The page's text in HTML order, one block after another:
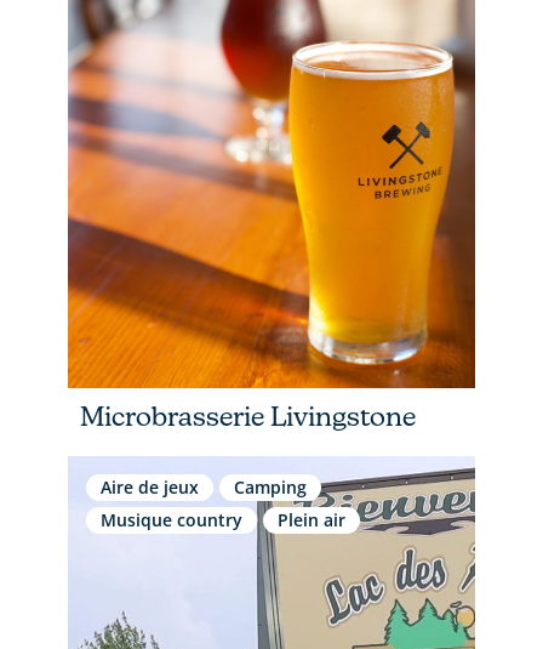
Microbrasserie Livingstone
Aire de jeux
Camping
Musique country
Plein air